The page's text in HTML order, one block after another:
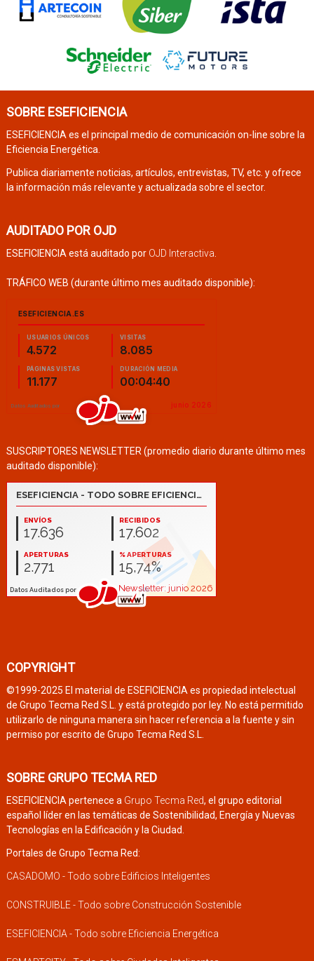
SOBRE ESEFICIENCIA
ESEFICIENCIA es el principal medio de comunicación on-line sobre la
Eficiencia Energética.
Publica diariamente noticias, artículos, entrevistas, TV, etc. y ofrece
la información más relevante y actualizada sobre el sector.
AUDITADO POR OJD
ESEFICIENCIA está auditado por OJD Interactiva
TRÁFICO WEB (durante último mes auditado disponible):
SUSCRIPTORES NEWSLETTER (promedio diario durante último mes
auditado disponible):
COPYRIGHT
©1999-2025 El material de ESEFICIENCIA es propiedad intelectual
de Grupo Tecma Red S.L. y está protegido por ley. No está permitido
utilizarlo de ninguna manera sin hacer referencia a la fuente y sin
permiso por escrito de Grupo Tecma Red S.L.
SOBRE GRUPO TECMA RED
ESEFICIENCIA pertenece a Grupo Tecma Red, el grupo editorial
español líder en las temáticas de Sostenibilidad, Energía y Nuevas
Tecnologías en la Edificación y la Ciudad.
Portales de Grupo Tecma Red:
CASADOMO - Todo sobre Edificios Inteligentes
CONSTRUIBLE - Todo sobre Construcción Sostenible
ESEFICIENCIA - Todo sobre Eficiencia Energética